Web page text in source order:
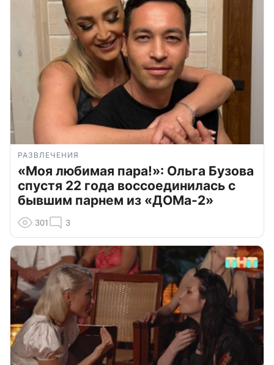
РАЗВЛЕЧЕНИЯ
«Моя любимая пара!»: Ольга Бузова
спустя 22 года воссоединилась с
бывшим парнем из «ДОМа-2»
301 3